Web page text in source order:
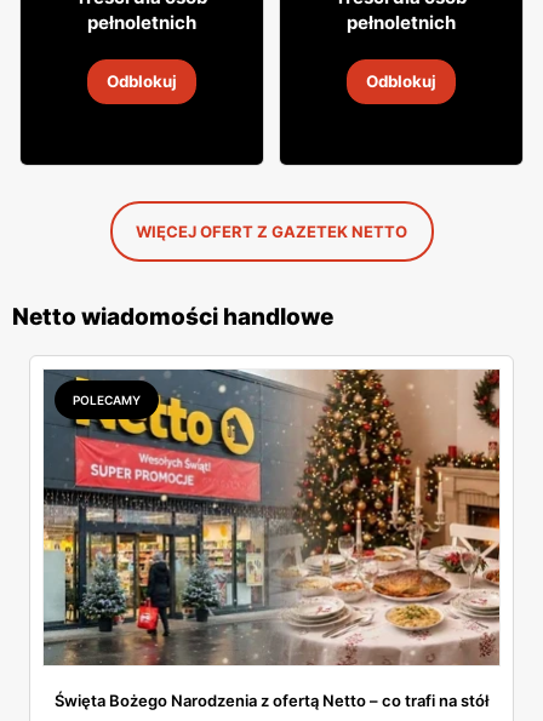
14 sie 2026
pełnoletnich
Odblokuj 14 sie 2026
pełnoletnich
Odblokuj
WIĘCEJ OFERT Z GAZETEK NETTO
Netto wiadomości handlowe
POLECAMY
Święta Bożego Narodzenia z ofertą Netto – co trafi na stół